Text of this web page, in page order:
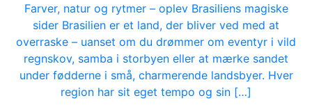
Farver, natur og rytmer – oplev Brasiliens magiske
sider Brasilien er et land, der bliver ved med at
overraske – uanset om du drømmer om eventyr i vild
regnskov, samba i storbyen eller at mærke sandet
under fødderne i små, charmerende landsbyer. Hver
region har sit eget tempo og sin […]